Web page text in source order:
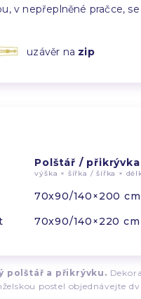
v nepřeplněné pračce,
uzávěr na zip
Polštář / přikrývka
výška × šířka / šířka ×
70x90/140×200 cm
70x90/140×220 cm
polštář a přikrývku.
postel objednávejte